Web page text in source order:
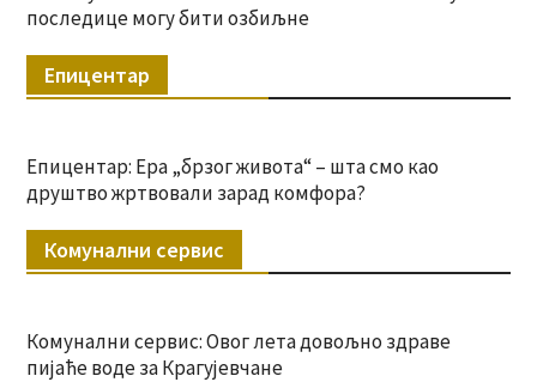
последице могу бити озбиљне
Епицентар
Епицентар: Ера „брзог живота“ – шта смо као
друштво жртвовали зарад комфора?
Комунални сервис
Комунални сервис: Овог лета довољно здраве
пијаће воде за Крагујевчане